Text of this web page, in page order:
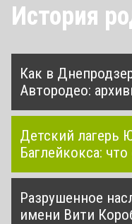
История
Как в
Автородео:
Детский лагерь
Баглейкокса:
Разрушенное
имени Вити